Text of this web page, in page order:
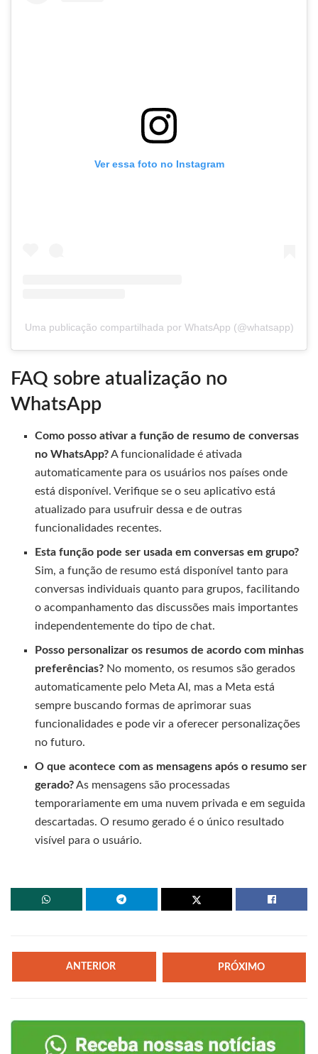
Ver essa foto no Instagram
Uma publicação compartilhada por WhatsApp (@whatsapp)
FAQ sobre atualização no
WhatsApp
Como posso ativar a função de resumo de conversas
no WhatsApp?A funcionalidade é ativada
automaticamente para os usuários nos países onde
está disponível. Verifique se o seu aplicativo está
atualizado para usufruir dessa e de outras
funcionalidades recentes.
Esta função pode ser usada em conversas em grupo?
Sim, a função de resumo está disponível tanto para
conversas individuais quanto para grupos, facilitando
o acompanhamento das discussões mais importantes
independentemente do tipo de chat.
Posso personalizar os resumos de acordo com minhas
preferências? No momento, os resumos são gerados
automaticamente pelo Meta AI, mas a Meta está
sempre buscando formas de aprimorar suas
funcionalidades e pode vir a oferecer personalizações
no futuro.
O que acontece com as mensagens após o resumo ser
gerado?As mensagens são processadas
temporariamente em uma nuvem privada e em seguida
descartadas. O resumo gerado é o único resultado
visível para o usuário.
ANTERIOR PRÓXIMO